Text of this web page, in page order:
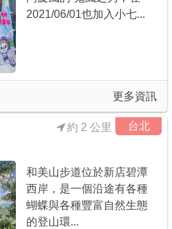
2021/06/01也加入小七...
更多資訊
台北
約 2 公里
和美山步道位於新店碧潭
西岸，是一個沿途有各種
蝴蝶與各種豐富自然生態
的登山環...